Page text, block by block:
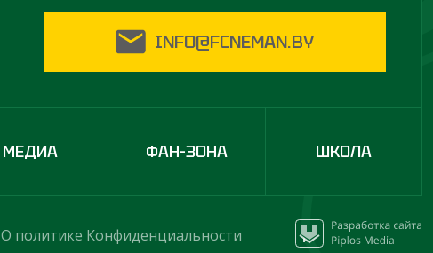
INFO@FCNEMAN.BY
МЕДИА ФАН-ЗОНА ШКОЛА
О политике Конфиденциальности